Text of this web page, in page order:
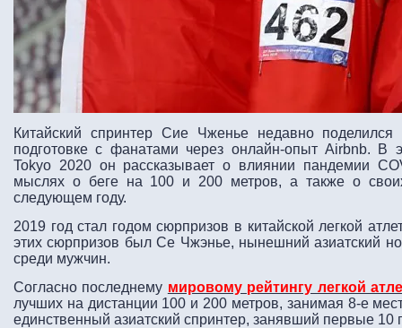
Китайский спринтер Сие Чженье недавно
подготовке с фанатами через онлайн-опыт Airbnb. В
Tokyo 2020 он рассказывает о влиянии пандемии
мыслях о беге на 100 и 200 метров, а также о
следующем году.
2019 год стал годом сюрпризов в китайской легкой
этих сюрпризов был Се Чжэнье, нынешний азиатский
среди мужчин.
Согласно последнему мировому рейтингу легкой
лучших на дистанции 100 и 200 метров, занимая 8-е
единственный азиатский спринтер, занявший первые 10